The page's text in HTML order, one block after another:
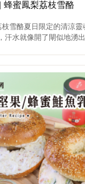
25分鐘。⑤ 最後加入鹽
攪拌)。⑥ 將鍋中的濃湯
的濃湯過篩，最後加上
!!南瓜去籽備用。烤之前
濃湯加入鹽巴，可依據
做法有很多種，本次使
電鍋把南瓜蒸軟也可以!!
也不麻煩，假日有空不
建議拿一塊麵包沾取濃
全聯都買得到滿滿的營
單，與家人朋友一起分
盒特惠，最低58折起
♥→國產龍眼蜜頭等獎!!
鎮枇杷里慈恩街99號【
蜂蜜鳳梨荔枝雪酪
雪酪夏日限定的清涼靈
汗水就像開了閘似地湧
次，不用外出、不用開
風味的冰涼甜品！我們
天然蜂蜜、無糖優格帶
士忌提香，大人味的雪
，不只消暑，更吃得健
一碗真材實料的水果雪
鳳梨：520克② 荔枝：
⑤ 無糖優格：150克⑥
翠翠➌ 小餅乾製作蜂蜜
，荔枝剝皮去核。② 而
時。③ 一小時取之後，
觀看更多